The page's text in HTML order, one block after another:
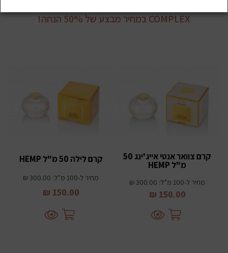
COMPLEX במחיר מבצע של 50% הנחה!
קרם צוואר אנטי אייג'ינג 50
מ"ל HEMP
מחיר ל-100 מ”ל: 300.00 ₪
150.00 ₪
קרם לילה 50 מ"ל HEMP
מחיר ל-100 מ”ל: 300.00 ₪
150.00 ₪